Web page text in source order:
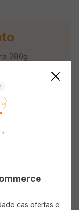
280g
das ofertas e